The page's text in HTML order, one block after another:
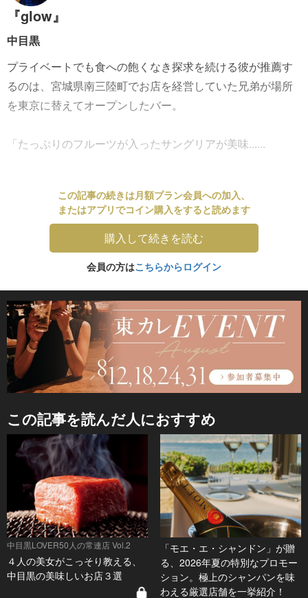
『glow』
中目黒
プライベートでも食への飽くなき探求を続ける彼が推薦す
るのは、宮城県南三陸町でお店を経営していた兄弟が場所
を東京に替えてオープンしたバー。
「たっぷりのフルーツが入ったサングリアが美味......
この記事の続きは月額プラン会員への加入、
またはアプリでコイン購入をすると読めます
購入して続きを読む
会員の方はこちらからログイン
この記事を読んだ人におすすめ
中目黒LOVER50人の常連店 Vol.2
４人の美女がこっそり教える、
中目黒の美味しいお店３選
「モエ・エ・シャンドン」が贈
る、2026年夏の特別なプロモー
ション。極上のシャンパンを味
わえる厳選店舗を一挙紹介！